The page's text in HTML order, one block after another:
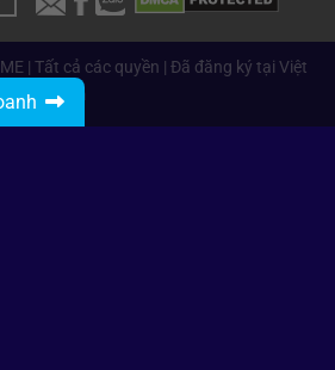
| Tất cả các quyền | Đã đăng ký tại Việt
Nam